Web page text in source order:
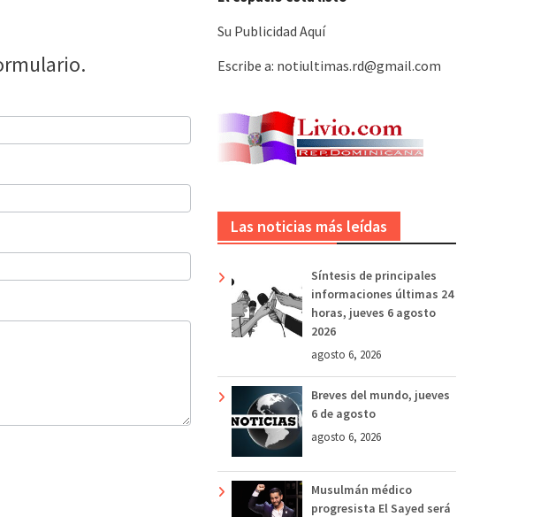
Su Publicidad Aquí
Escribe a: notiultimas.rd@gmail.com
Las noticias más leídas
Síntesis de principales
informaciones últimas 24
horas, jueves 6 agosto
2026
agosto 6, 2026
Breves del mundo, jueves
6 de agosto
agosto 6, 2026
Musulmán médico
progresista El Sayed será